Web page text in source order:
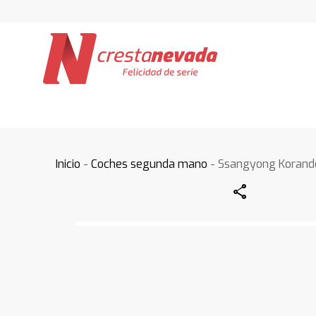
Inicio -Coches segunda mano - Ssangyong
Share